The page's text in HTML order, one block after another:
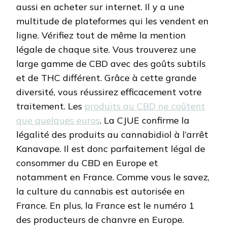
aussi en acheter sur internet. Il y a une
multitude de plateformes qui les vendent en
ligne. Vérifiez tout de même la mention
légale de chaque site. Vous trouverez une
large gamme de CBD avec des goûts subtils
et de THC différent. Grâce à cette grande
diversité, vous réussirez efficacement votre
traitement. Les produits au CBD ne coûtent
que quelques euros. La CJUE confirme la
légalité des produits au cannabidiol à l’arrêt
Kanavape. Il est donc parfaitement légal de
consommer du CBD en Europe et
notamment en France. Comme vous le savez,
la culture du cannabis est autorisée en
France. En plus, la France est le numéro 1
des producteurs de chanvre en Europe.